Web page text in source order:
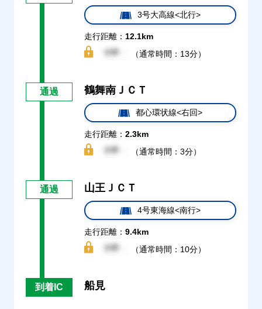
3号大高線<北行>
走行距離： 12.1km
（通常時間：13分）
通過 鶴舞南ＪＣＴ
都心環状線<右回>
走行距離： 2.3km
（通常時間：3分）
通過 山王ＪＣＴ
4号東海線<南行>
走行距離： 9.4km
（通常時間：10分）
到着IC 船見